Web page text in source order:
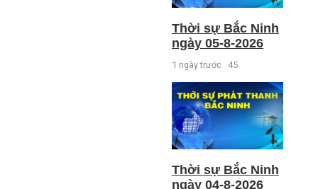
Thời sự Bắc Ninh
ngày 05-8-2026
1 ngày trước 45
Thời sự Bắc Ninh
ngày 04-8-2026